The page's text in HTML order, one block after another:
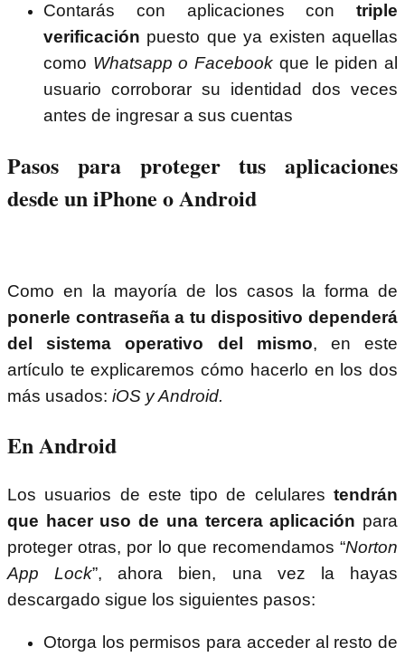
Contarás con aplicaciones con triple
verificación puesto que ya existen aquellas
como Whatsapp o Facebook que le piden al
usuario corroborar su identidad dos veces
antes de ingresar a sus cuentas
Pasos para proteger tus aplicaciones
desde un iPhone o Android
Como en la mayoría de los casos la forma de
ponerle contraseña a tu dispositivo dependerá
del sistema operativo del mismo, en este
artículo te explicaremos cómo hacerlo en los dos
más usados: iOS y Android.
En Android
Los usuarios de este tipo de celulares tendrán
que hacer uso de una tercera aplicación para
proteger otras, por lo que recomendamos “Norton
App Lock”, ahora bien, una vez la hayas
descargado sigue los siguientes pasos:
Otorga los permisos para acceder al resto de